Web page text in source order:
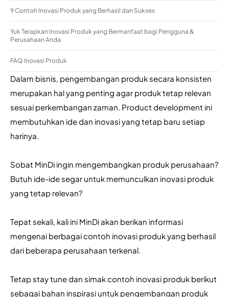
9 Contoh Inovasi Produk yang Berhasil dan Sukses
Yuk Terapkan Inovasi Produk yang Bermanfaat bagi Pengguna &
Perusahaan Anda
FAQ Inovasi Produk
Dalam bisnis, pengembangan produk secara konsisten
merupakan hal yang penting agar produk tetap relevan
sesuai perkembangan zaman. Product development ini
membutuhkan ide dan inovasi yang tetap baru setiap
harinya.
Sobat MinDi ingin mengembangkan produk perusahaan?
Butuh ide-ide segar untuk memunculkan inovasi produk
yang tetap relevan?
Tepat sekali, kali ini MinDi akan berikan informasi
mengenai berbagai contoh inovasi produk yang berhasil
dari beberapa perusahaan terkenal.
Tetap stay tune dan simak contoh inovasi produk berikut
sebagai bahan inspirasi untuk pengembangan produk